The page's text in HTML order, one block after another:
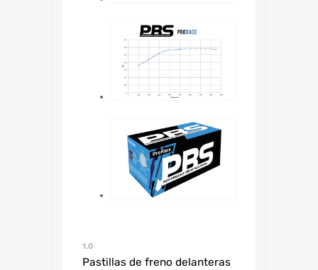
1.0
Pastillas de freno delanteras